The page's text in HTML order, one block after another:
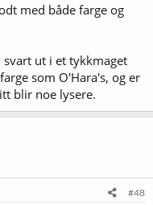
med både farge og
ut i et tykkmaget
som O'Hara's, og er
blir noe lysere.
#48